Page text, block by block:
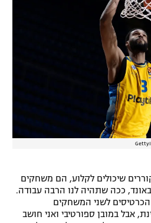
שיכולים לקלוע, הם משחקים
ככה שתהיה לנו הרבה עבודה.
לשני המשחקים
אבל במובן ספורטיבי ואני חושב